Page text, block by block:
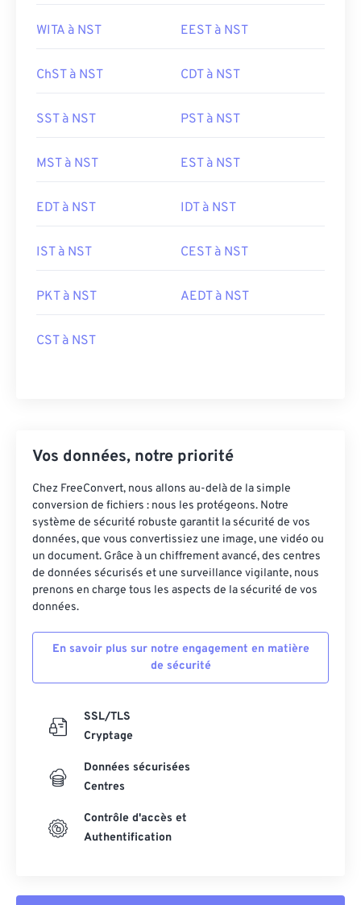
WITA à NST EEST à NST
ChST à NST CDT à NST
SST à NST PST à NST
MST à NST EST à NST
EDT à NST IDT à NST
IST à NST CEST à NST
PKT à NST AEDT à NST
CST à NST
Vos données, notre priorité
Chez FreeConvert, nous allons au-delà de la simple
conversion de fichiers : nous les protégeons. Notre
système de sécurité robuste garantit la sécurité de vos
données, que vous convertissiez une image, une vidéo ou
un document. Grâce à un chiffrement avancé, des centres
de données sécurisés et une surveillance vigilante, nous
prenons en charge tous les aspects de la sécurité de vos
données.
En savoir plus sur notre engagement en matière
de sécurité
SSL/TLS
Cryptage
Données sécurisées
Centres
Contrôle d'accès et
Authentification